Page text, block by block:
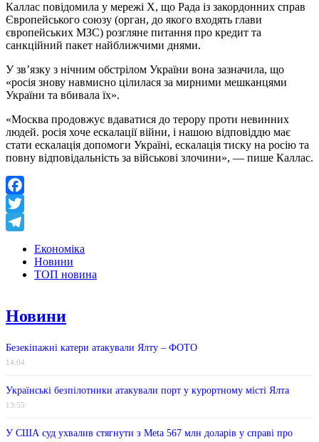
Каллас повідомила у мережі Х, що Рада із закордонних справ
Європейського союзу (орган, до якого входять глави
європейських МЗС) розгляне питання про кредит та
санкційний пакет найближчими днями.
У зв’язку з нічним обстрілом України вона зазначила, що
«росія знову навмисно цілилася за мирними мешканцями
України та вбивала їх».
«Москва продовжує вдаватися до терору проти невинних
людей. росія хоче ескалації війни, і нашою відповіддю має
стати ескалація допомоги Україні, ескалація тиску на росію та
повну відповідальність за військові злочини», — пише Каллас.
Facebook
Twitter
Економіка
Новини
ТОП новина
Новини
Безекіпажні катери атакували Ялту – ФОТО
14:04
Українські безпілотники атакували порт у курортному місті Ялта
13:55
У США суд ухвалив стягнути з Meta 567 млн ​​доларів у справі про